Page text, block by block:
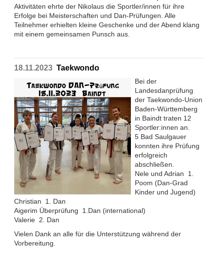
Aktivitäten ehrte der Nikolaus die Sportler/innen für ihre
Erfolge bei Meisterschaften und Dan-Prüfungen. Alle
Teilnehmer erhielten kleine Geschenke und der Abend klang
mit einem gemeinsamen Punsch aus.
18.11.2023 Taekwondo
Bei der
Landesdanprüfung
der Taekwondo-Union
Baden-Württemberg
in Baindt traten 12
Sportler:innen an.
5 Bad Saulgauer
konnten ihre Prüfung
erfolgreich
abschließen.
Nele und Adrian 1.
Poom (Dan-Grad
Kinder und Jugend)
Christian 1. Dan
Aigerim Überprüfung 1.Dan (international)
Valerie 2. Dan
Vielen Dank an alle für die Unterstützung während der
Vorbereitung.